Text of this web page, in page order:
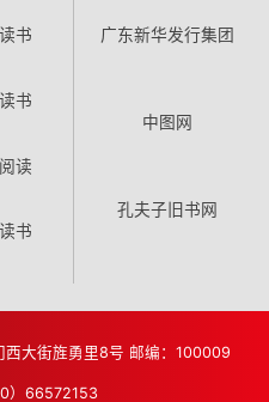
书
书
读
书
广东新华发行集团
中图网
孔夫子旧书网
西大街旌勇里8号 邮编：100009
）66572153